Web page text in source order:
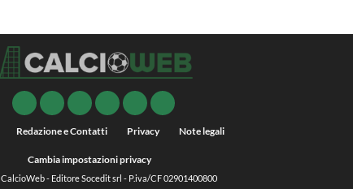
Redazione e Contatti Privacy Note legali
Cambia impostazioni privacy
CalcioWeb- Editore Socedit srl - P.iva/CF 02901400800